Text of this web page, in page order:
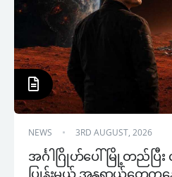
NEWS 3RD AUGUST, 2026
အင်္ဂါဂြိုဟ်ပေါ် မြို့တည်ပြီး
ပြုန်းမယ့် အန္တရာယ်တွေ